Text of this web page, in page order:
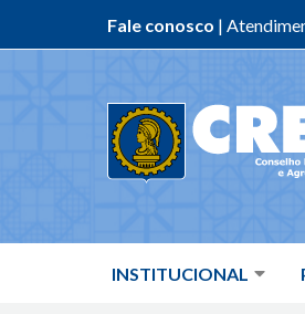
Fale conosco |
INSTITUCIONAL